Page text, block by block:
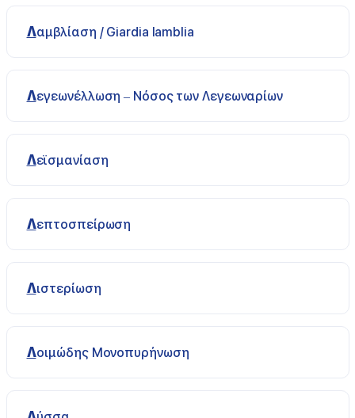
Λαμβλίαση / Giardia lamblia
Λεγεωνέλλωση – Νόσος των Λεγεωναρίων
Λεϊσμανίαση
Λεπτοσπείρωση
Λιστερίωση
Λοιμώδης Μονοπυρήνωση